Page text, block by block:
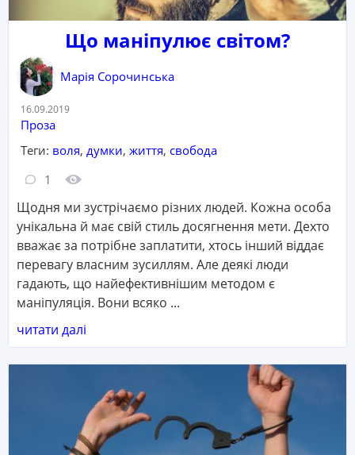
Що маніпулює світом?
Марія Сорочинська
Дата:
16.09.2019
Категорія:
Проза
Теги: воля, думки, життя, свобода
Кількість коментарів:
1 Кількість переглядів:
Щодня ми зустрічаємо різних людей. Кожна особа
унікальна й має свій стиль досягнення мети. Дехто
вважає за потрібне заплатити, хтось інший віддає
перевагу власним зусиллям. Але деякі люди
гадають, що найефективнішим методом є
маніпуляція. Вони всяко ...
читати далі